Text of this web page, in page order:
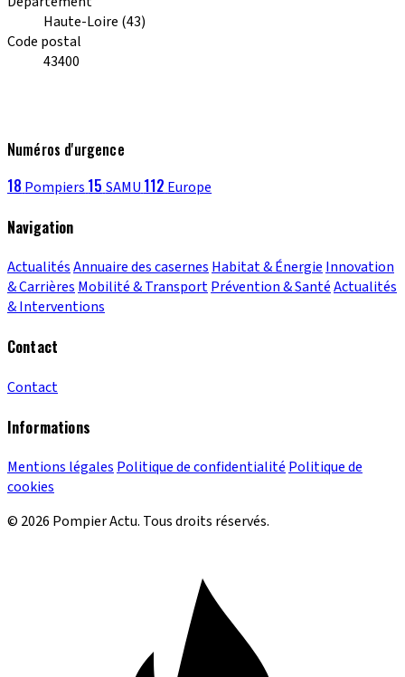
Haute-Loire (43)
Code postal
43400
Numéros d'urgence
18 Pompiers 15 SAMU 112 Europe
Navigation
ActualitésAnnuaire des casernes Habitat & Énergie Innovation
& Carrières Mobilité & TransportPrévention & SantéActualités
& Interventions
Contact
Contact
Informations
Mentions légales Politique de confidentialité Politique de
cookies
© 2026 Pompier Actu. Tous droits réservés.